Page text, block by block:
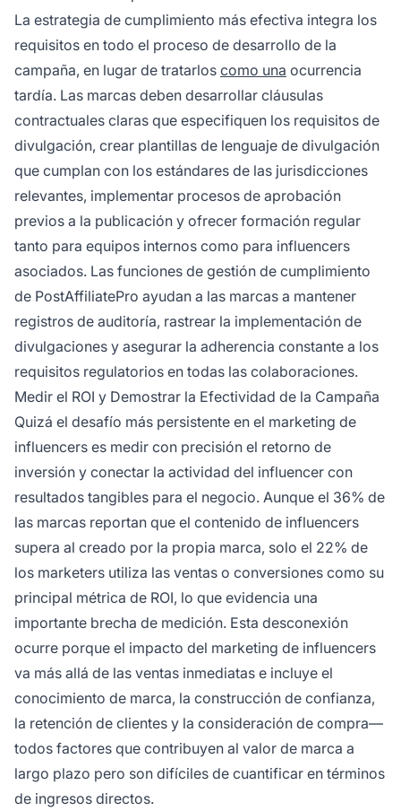
La estrategia de cumplimiento más efectiva integra los
requisitos en todo el proceso de desarrollo de la
campaña, en lugar de tratarlos como una ocurrencia
tardía. Las marcas deben desarrollar cláusulas
contractuales claras que especifiquen los requisitos de
divulgación, crear plantillas de lenguaje de divulgación
que cumplan con los estándares de las jurisdicciones
relevantes, implementar procesos de aprobación
previos a la publicación y ofrecer formación regular
tanto para equipos internos como para influencers
asociados. Las funciones de gestión de cumplimiento
de PostAffiliatePro ayudan a las marcas a mantener
registros de auditoría, rastrear la implementación de
divulgaciones y asegurar la adherencia constante a los
requisitos regulatorios en todas las colaboraciones.
Medir el ROI y Demostrar la Efectividad de la Campaña
Quizá el desafío más persistente en el marketing de
influencers es medir con precisión el retorno de
inversión y conectar la actividad del influencer con
resultados tangibles para el negocio. Aunque el 36% de
las marcas reportan que el contenido de influencers
supera al creado por la propia marca, solo el 22% de
los marketers utiliza las ventas o conversiones como su
principal métrica de ROI, lo que evidencia una
importante brecha de medición. Esta desconexión
ocurre porque el impacto del marketing de influencers
va más allá de las ventas inmediatas e incluye el
conocimiento de marca, la construcción de confianza,
la retención de clientes y la consideración de compra—
todos factores que contribuyen al valor de marca a
largo plazo pero son difíciles de cuantificar en términos
de ingresos directos.